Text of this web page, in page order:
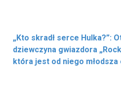
„Kto skradł serce Hulka?”:
dziewczyna gwiazdora
która jest od niego młodsza